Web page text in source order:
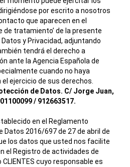
por escrito a nosotros
que aparecen en el
de tratamiento’ de la presente
y Privacidad, adjuntando
tendrá el derecho a
ante la Agencia Española de
cuando no haya
ejercicio de sus derechos.
de Datos. C/ Jorge Juan,
/ 912663517.
en el Reglamento
Datos 2016/697 de 27 de abril de
los datos que usted nos facilite
el Registro de actividades de
cuyo responsable es